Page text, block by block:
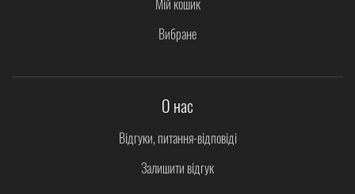
Мій кошик
Вибране
О нас
Відгуки, питання-відповіді
Залишити відгук